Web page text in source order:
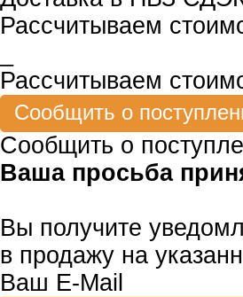
Рассчитываем
Рассчитываем
Сообщить о
Ваша просьба
Вы получите
в продажу на
Ваш E-Mail